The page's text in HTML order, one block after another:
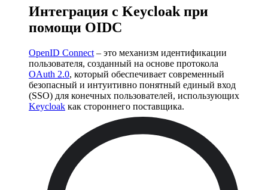
Интеграция с Keycloak при
помощи OIDC
OpenID Connect – это механизм идентификации
пользователя, созданный на основе протокола
OAuth 2.0, который обеспечивает современный
безопасный и интуитивно понятный единый вход
(SSO) для конечных пользователей, использующих
Keycloak как стороннего поставщика.